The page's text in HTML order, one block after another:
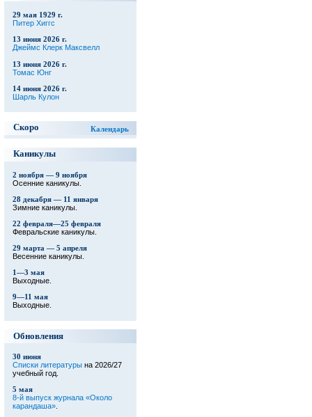
29 мая 1929 г.
Питер Хиггс
13 июня 2026 г.
Джеймс Клерк Максвелл
13 июня 2026 г.
Томас Юнг
14 июня 2026 г.
Шарль Кулон
Скоро Календарь
Каникулы
2 ноября — 9 ноября
Осенние каникулы.
28 декабря — 11 января
Зимние каникулы.
22 февраля—25 февраля
Февральские каникулы.
29 марта — 5 апреля
Весенние каникулы.
1—3 мая
Выходные.
9—11 мая
Выходные.
Обновления
30 июня
Списки литературына 2026/27
учебный год.
5 мая
8-й выпуск журнала «Около
карандаша».